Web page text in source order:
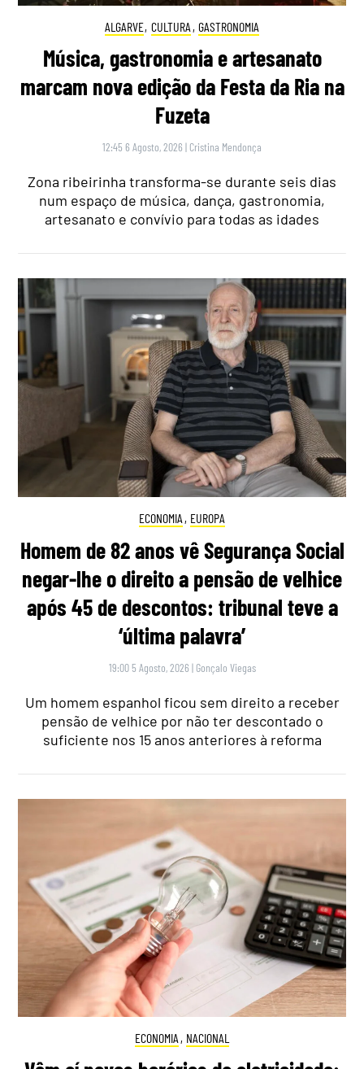
ALGARVE, CULTURA , GASTRONOMIA
Música, gastronomia e artesanato
marcam nova edição da Festa da Ria na
Fuzeta
12:45 6 Agosto, 2026 | Cristina Mendonça
Zona ribeirinha transforma-se durante seis dias
num espaço de música, dança, gastronomia,
artesanato e convívio para todas as idades
ECONOMIA , EUROPA
Homem de 82 anos vê Segurança Social
negar-lhe o direito a pensão de velhice
após 45 de descontos: tribunal teve a
‘última palavra’
19:00 5 Agosto, 2026 | Gonçalo Viegas
Um homem espanhol ficou sem direito a receber
pensão de velhice por não ter descontado o
suficiente nos 15 anos anteriores à reforma
ECONOMIA , NACIONAL